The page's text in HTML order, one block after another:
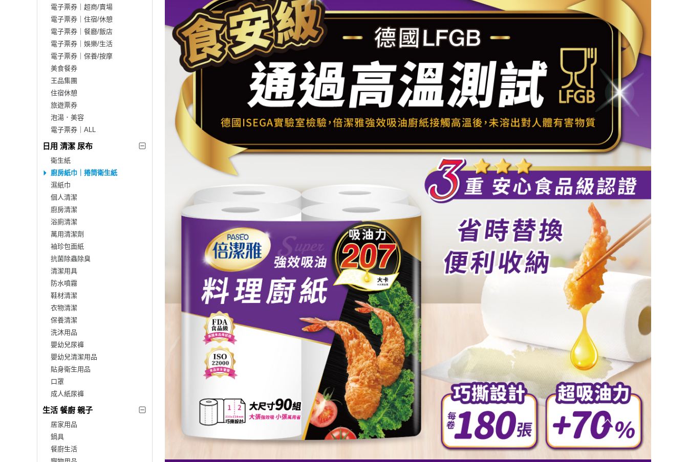
電子票券｜超商/賣場
電子票券｜住宿/休憩
電子票券｜餐廳/飯店
電子票券｜娛樂/生活
電子票券｜保養/按摩
美食餐券
王品集團
住宿休憩
旅遊票券
泡湯．美容
電子票券｜ALL
日用 清潔 尿布
衛生紙
廚房紙巾｜捲筒衛生紙
濕紙巾
個人清潔
廚房清潔
浴廁清潔
萬用清潔劑
袖珍包面紙
抗菌除蟲除臭
清潔用具
防水噴霧
鞋材清潔
衣物清潔
保養清潔
洗沐用品
嬰幼兒尿褲
嬰幼兒清潔用品
貼身衛生用品
口罩
成人紙尿褲
生活 餐廚 親子
居家用品
鍋具
餐廚生活